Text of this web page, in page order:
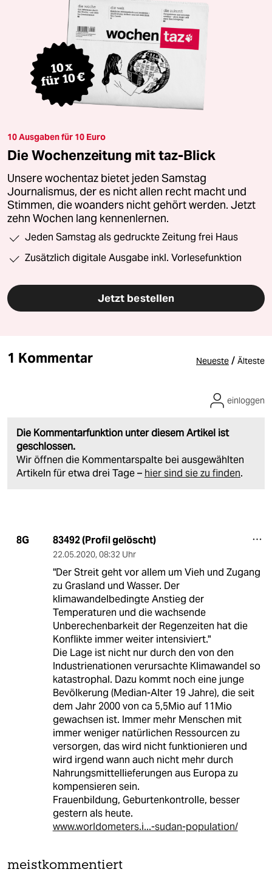
10 Ausgaben für 10 Euro
Die Wochenzeitung mit taz-Blick
Unsere wochentaz bietet jeden Samstag
Journalismus, der es nicht allen recht macht und
Stimmen, die woanders nicht gehört werden. Jetzt
zehn Wochen lang kennenlernen.
Jeden Samstag als gedruckte Zeitung frei Haus
Zusätzlich digitale Ausgabe inkl. Vorlesefunktion
Jetzt bestellen
1 Kommentar Neueste / Älteste
Die Kommentarfunktion unter diesem Artikel ist
geschlossen.
Wir öffnen die Kommentarspalte bei ausgewählten
Artikeln für etwa drei Tage – hier sind sie zu finden.
einloggen
8G 83492 (Profil gelöscht)
22.05.2020, 08:32 Uhr
"Der Streit geht vor allem um Vieh und Zugang
zu Grasland und Wasser. Der
klimawandelbedingte Anstieg der
Temperaturen und die wachsende
Unberechenbarkeit der Regenzeiten hat die
Konflikte immer weiter intensiviert."
Die Lage ist nicht nur durch den von den
Industrienationen verursachte Klimawandel so
katastrophal. Dazu kommt noch eine junge
Bevölkerung (Median-Alter 19 Jahre), die seit
dem Jahr 2000 von ca 5,5Mio auf 11Mio
gewachsen ist. Immer mehr Menschen mit
immer weniger natürlichen Ressourcen zu
versorgen, das wird nicht funktionieren und
wird irgend wann auch nicht mehr durch
Nahrungsmittellieferungen aus Europa zu
kompensieren sein.
Frauenbildung, Geburtenkontrolle, besser
gestern als heute.
www.worldometers.i...-sudan-population/
meistkommentiert